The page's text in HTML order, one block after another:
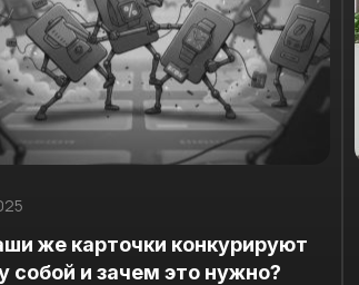
же карточки конкурируют
собой и зачем это нужно?